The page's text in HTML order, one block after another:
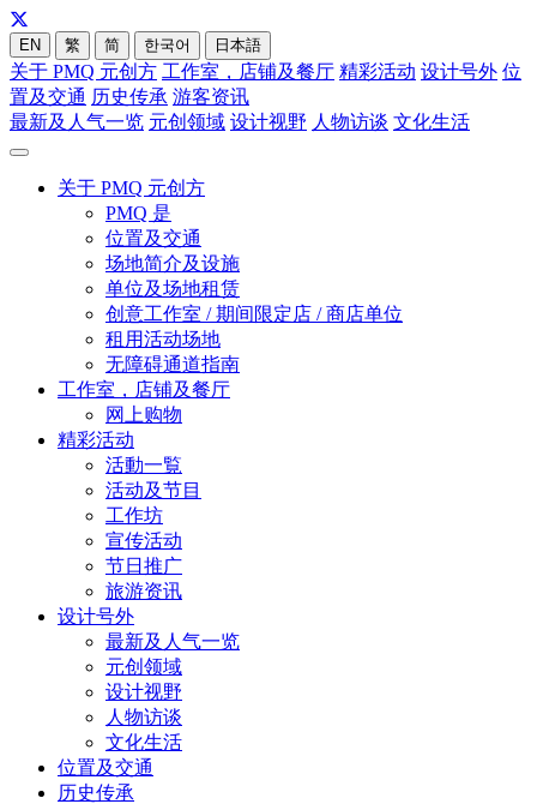
EN 繁 简 한국어 日本語
关于 PMQ 元创方 工作室，店铺及餐厅 精彩活动 设计号外 位
置及交通 历史传承 游客资讯
最新及人气一览 元创领域 设计视野 人物访谈 文化生活
关于 PMQ 元创方
PMQ 是
位置及交通
场地简介及设施
单位及场地租赁
创意工作室 / 期间限定店 / 商店单位
租用活动场地
无障碍通道指南
工作室，店铺及餐厅
网上购物
精彩活动
活動一覧
活动及节目
工作坊
宣传活动
节日推广
旅游资讯
设计号外
最新及人气一览
元创领域
设计视野
人物访谈
文化生活
位置及交通
历史传承